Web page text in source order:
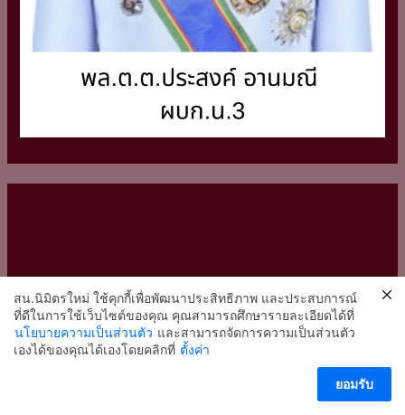
สน.นิมิตรใหม่ ใช้คุกกี้เพื่อพัฒนาประสิทธิภาพ และประสบการณ์
ที่ดีในการใช้เว็บไซต์ของคุณ คุณสามารถศึกษารายละเอียดได้ที่
นโยบายความเป็นส่วนตัว และสามารถจัดการความเป็นส่วนตัว
เองได้ของคุณได้เองโดยคลิกที่ ตั้งค่า
ยอมรับ